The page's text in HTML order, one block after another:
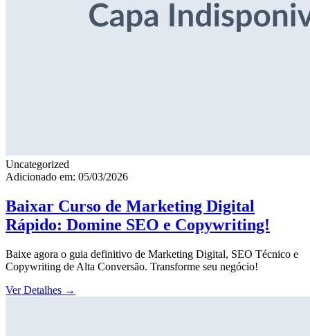
Uncategorized
Adicionado em: 05/03/2026
Baixar Curso de Marketing Digital
Rápido: Domine SEO e Copywriting!
Baixe agora o guia definitivo de Marketing Digital, SEO Técnico e
Copywriting de Alta Conversão. Transforme seu negócio!
Ver Detalhes →